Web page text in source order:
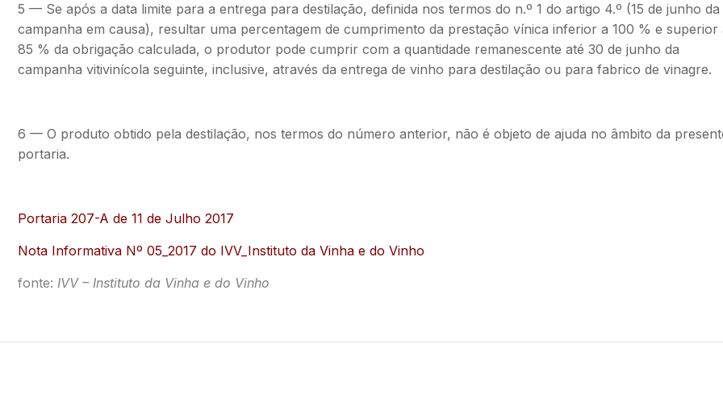
5 — Se após a data limite para a entrega para destilação, definida nos termos do n.º 1 do artigo 4.º (15 de junho da
campanha em causa), resultar uma percentagem de cumprimento da prestação vínica inferior a 100 % e superior
85 % da obrigação calculada, o produtor pode cumprir com a quantidade remanescente até 30 de junho da
campanha vitivinícola seguinte, inclusive, através da entrega de vinho para destilação ou para fabrico de vinagre.
6 — O produto obtido pela destilação, nos termos do número anterior, não é objeto de ajuda no âmbito da
portaria.
Portaria 207-A de 11 de Julho 2017
Nota Informativa Nº 05_2017 do IVV_Instituto da Vinha e do Vinho
fonte: IVV – Instituto da Vinha e do Vinho